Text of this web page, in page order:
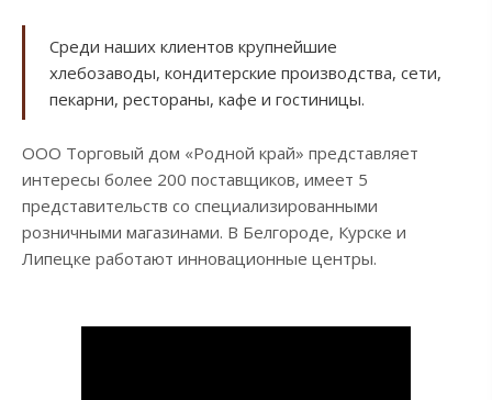
Среди наших клиентов крупнейшие
хлебозаводы, кондитерские производства, сети,
пекарни, рестораны, кафе и гостиницы.
ООО Торговый дом «Родной край» представляет
интересы более 200 поставщиков, имеет 5
представительств со специализированными
розничными магазинами. В Белгороде, Курске и
Липецке работают инновационные центры.